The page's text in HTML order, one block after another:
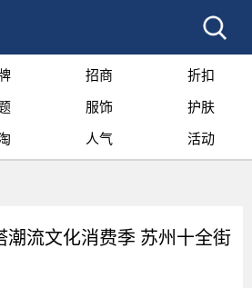
招商 折扣
服饰 护肤
人气 活动
潮流文化消费季 苏州十全街